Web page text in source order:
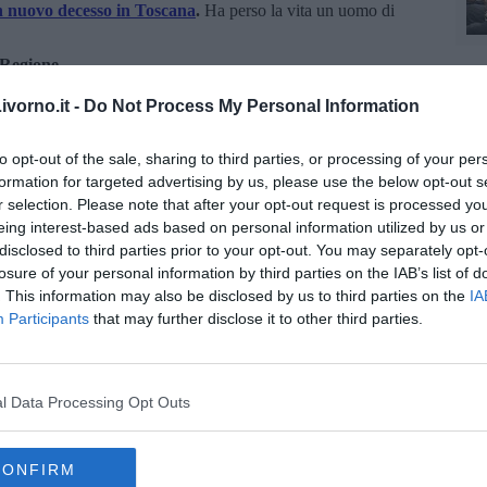
- Do Not Process My Personal Information
opt-out of the sale, sharing to third parties, or processing of your
for targeted advertising by us, please use the below opt-out
selection. Please note that after your opt-out request is processed
interest-based ads based on personal information utilized by us
to third parties prior to your opt-out. You may separately
of your personal information by third parties on the IAB’s list of
This information may also be disclosed by us to third parties on the
Participants that may further disclose it to other third parties.
Data Processing Opt Outs
nuovo decesso in Toscana. Ha perso la vita un uomo di
.
perso la vita dall'inizio dell'emergenza sanitaria rimane
9028
(come ieri), 130 persone “clinicamente guarite” (come
manifestazioni cliniche associate all’infezione e
le cosiddette guarigioni virali, con
doppio tampone
iscriviti allaNewsletter QUInews - ToscanaMedia.
nella tua casella di posta.